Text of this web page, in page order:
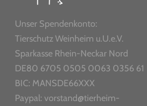
Unser Spendenkonto:
Tierschutz Weinheim u.U.e.V.
Sparkasse Rhein-Neckar Nord
DE80 6705 0505 0063 0356 61
BIC: MANSDE66XXX
Paypal: vorstand@tierheim-